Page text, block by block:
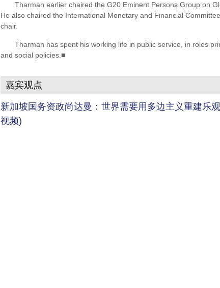
Tharman earlier chaired the G20 Eminent Persons Group on
He also chaired the International Monetary and Financial
chair.
Tharman has spent his working life in public service, in roles
and social policies.■
嘉宾观点
新加坡国务资政尚达曼：世界需要用多边主义重建乐
视频)